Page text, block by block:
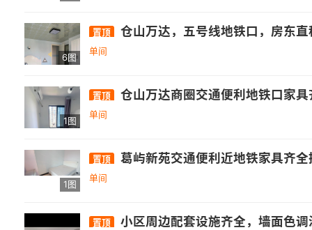
6图
置顶 仓山万达，五号线地铁口，房东直租无中介费
单间
1图
置顶 仓山万达商圈交通便利地铁口家
单间
1图
置顶 葛屿新苑交通便利近地铁家具齐
单间
置顶 小区周边配套设施齐全，墙面色调温馨，干